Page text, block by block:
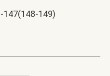
147(148-149)